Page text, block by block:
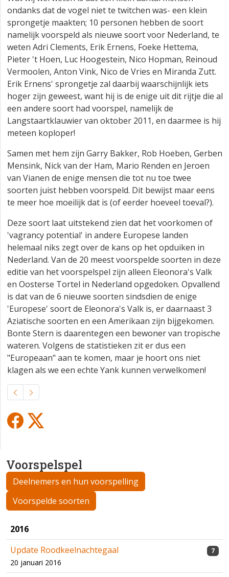
Voorspelspel
Deelnemers en hun voorspelling
Voorspelde soorten
2016
Update Roodkeelnachtegaal
20 januari 2016
7
ondanks dat de vogel niet te twitchen was- een klein
sprongetje maakten; 10 personen hebben de soort
namelijk voorspeld als nieuwe soort voor Nederland, te
weten Adri Clements, Erik Ernens, Foeke Hettema,
Pieter 't Hoen, Luc Hoogestein, Nico Hopman, Reinoud
Vermoolen, Anton Vink, Nico de Vries en Miranda Zutt.
Erik Ernens' sprongetje zal daarbij waarschijnlijk iets
hoger zijn geweest, want hij is de enige uit dit rijtje die al
een andere soort had voorspel, namelijk de
Langstaartklauwier van oktober 2011, en daarmee is hij
meteen koploper!
Samen met hem zijn Garry Bakker, Rob Hoeben, Gerben
Mensink, Nick van der Ham, Mario Renden en Jeroen
van Vianen de enige mensen die tot nu toe twee
soorten juist hebben voorspeld. Dit bewijst maar eens
te meer hoe moeilijk dat is (of eerder hoeveel toeval?).
Deze soort laat uitstekend zien dat het voorkomen of
'vagrancy potential' in andere Europese landen
helemaal niks zegt over de kans op het opduiken in
Nederland. Van de 20 meest voorspelde soorten in deze
editie van het voorspelspel zijn alleen Eleonora's Valk
en Oosterse Tortel in Nederland opgedoken. Opvallend
is dat van de 6 nieuwe soorten sindsdien de enige
'Europese' soort de Eleonora's Valk is, er daarnaast 3
Aziatische soorten en een Amerikaan zijn bijgekomen.
Bonte Stern is daarentegen een bewoner van tropische
wateren. Volgens de statistieken zit er dus een
"Europeaan" aan te komen, maar je hoort ons niet
klagen als we een echte Yank kunnen verwelkomen!